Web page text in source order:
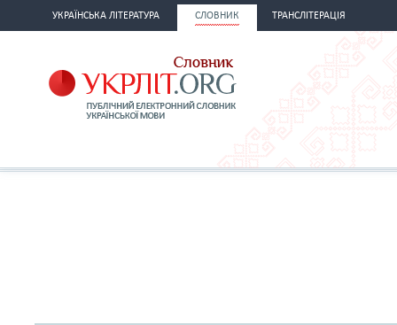
УКРАЇНСЬКА ЛІТЕРАТУРА СЛОВНИК ТРАНСЛІТЕРАЦІЯ